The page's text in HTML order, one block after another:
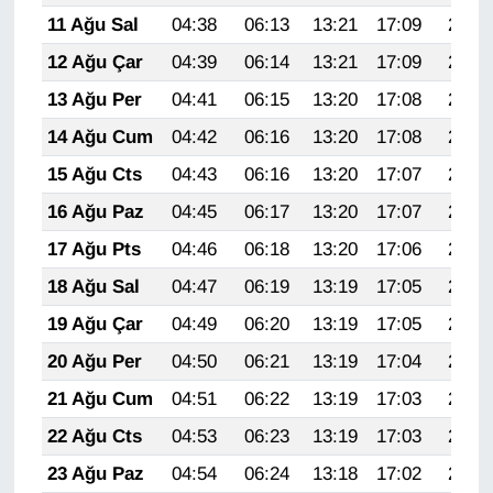
11 Ağu Sal
04:38 06:13 13:21 17:09
20:19
12 Ağu Çar
04:39 06:14 13:21 17:09
20:18
13 Ağu Per
04:41 06:15 13:20 17:08
20:16
14 Ağu Cum
04:42 06:16 13:20 17:08
20:15
15 Ağu Cts
04:43 06:16 13:20 17:07
20:14
16 Ağu Paz
04:45 06:17 13:20 17:07
20:12
17 Ağu Pts
04:46 06:18 13:20 17:06
20:11
18 Ağu Sal
04:47 06:19 13:19 17:05
20:10
19 Ağu Çar
04:49 06:20 13:19 17:05
20:08
20 Ağu Per
04:50 06:21 13:19 17:04
20:07
21 Ağu Cum
04:51 06:22 13:19 17:03
20:06
22 Ağu Cts
04:53 06:23 13:19 17:03
20:04
23 Ağu Paz
04:54 06:24 13:18 17:02
20:03
Turizm
VAN'DA SPOR
Vasıta
YAŞAM
YEREL